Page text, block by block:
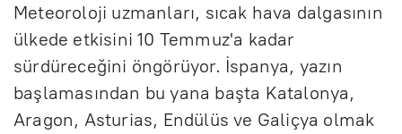
Meteoroloji uzmanları, sıcak hava dalgasının
ülkede etkisini 10 Temmuz'a kadar
sürdüreceğini öngörüyor. İspanya, yazın
başlamasından bu yana başta Katalonya,
Aragon, Asturias, Endülüs ve Galiçya olmak